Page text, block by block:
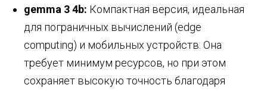
gemma 3 4b: Компактная версия, идеальная
для пограничных вычислений (edge
computing) и мобильных устройств. Она
требует минимум ресурсов, но при этом
сохраняет высокую точность благодаря